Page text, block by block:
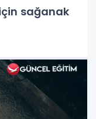
sağanak